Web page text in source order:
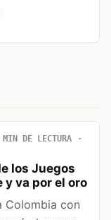
DE LECTURA
los Juegos
va por el oro
Colombia con